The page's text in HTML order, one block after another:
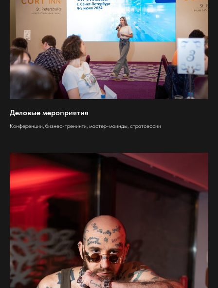
Деловые мероприятия
Конференции, бизнес-тренинги, мастер-маинды, стратсессии